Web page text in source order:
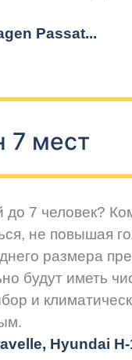
Passat...
7 мест
до 7 человек?
не повышая
размера
будут иметь
и
Hyundai H-